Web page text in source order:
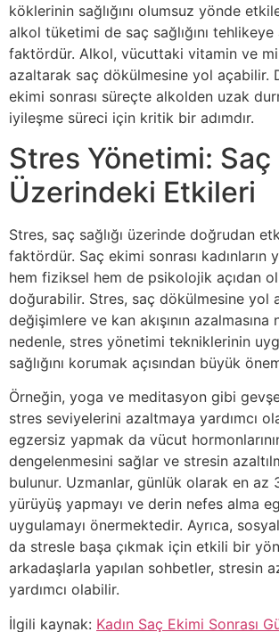
köklerinin sağlığını olumsuz yönde
alkol tüketimi de saç sağlığını
faktördür. Alkol, vücuttaki vitamin ve
azaltarak saç dökülmesine yol açabilir.
ekimi sonrası süreçte alkolden uzak
iyileşme süreci için kritik bir adımdır.
Stres Yönetimi: Saç
Üzerindeki Etkileri
Stres, saç sağlığı üzerinde doğrudan
faktördür. Saç ekimi sonrası kadınların
hem fiziksel hem de psikolojik açıdan
doğurabilir. Stres, saç dökülmesine yol
değişimlere ve kan akışının
nedenle, stres yönetimi tekniklerinin
sağlığını korumak açısından büyük
Örneğin, yoga ve meditasyon gibi
stres seviyelerini azaltmaya yardımcı
egzersiz yapmak da vücut
dengelenmesini sağlar ve stresin
bulunur. Uzmanlar, günlük olarak en az
yürüyüş yapmayı ve derin nefes alma
uygulamayı önermektedir. Ayrıca,
da stresle başa çıkmak için etkili bir
arkadaşlarla yapılan sohbetler, stresin
yardımcı olabilir.
İlgili kaynak: Kadın Saç Ekimi Sonrası